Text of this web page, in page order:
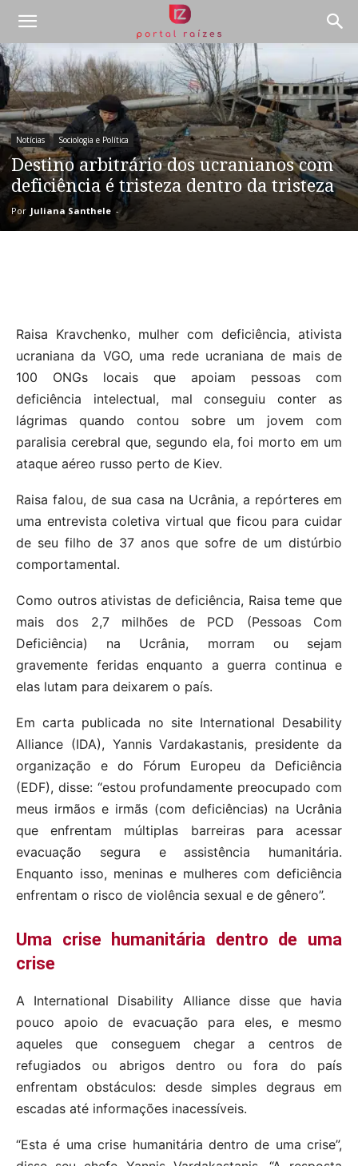
Notícias Sociologia e Política
Destino arbitrário dos ucranianos com
deficiência é tristeza dentro da tristeza
Por Juliana Santhele -
Raisa Kravchenko, mulher com deficiência, ativista
ucraniana da VGO, uma rede ucraniana de mais de
100 ONGs locais que apoiam pessoas com
deficiência intelectual, mal conseguiu conter as
lágrimas quando contou sobre um jovem com
paralisia cerebral que, segundo ela, foi morto em um
ataque aéreo russo perto de Kiev.
Raisa falou, de sua casa na Ucrânia, a repórteres em
uma entrevista coletiva virtual que ficou para cuidar
de seu filho de 37 anos que sofre de um distúrbio
comportamental.
Como outros ativistas de deficiência, Raisa teme que
mais dos 2,7 milhões de PCD (Pessoas Com
Deficiência) na Ucrânia, morram ou sejam
gravemente feridas enquanto a guerra continua e
elas lutam para deixarem o país.
Em carta publicada no site International Desability
Alliance (IDA), Yannis Vardakastanis, presidente da
organização e do Fórum Europeu da Deficiência
(EDF), disse: “estou profundamente preocupado com
meus irmãos e irmãs (com deficiências) na Ucrânia
que enfrentam múltiplas barreiras para acessar
evacuação segura e assistência humanitária.
Enquanto isso, meninas e mulheres com deficiência
enfrentam o risco de violência sexual e de gênero”.
Uma crise humanitária dentro de uma
crise
A International Disability Alliance disse que havia
pouco apoio de evacuação para eles, e mesmo
aqueles que conseguem chegar a centros de
refugiados ou abrigos dentro ou fora do país
enfrentam obstáculos: desde simples degraus em
escadas até informações inacessíveis.
“Esta é uma crise humanitária dentro de uma crise”,